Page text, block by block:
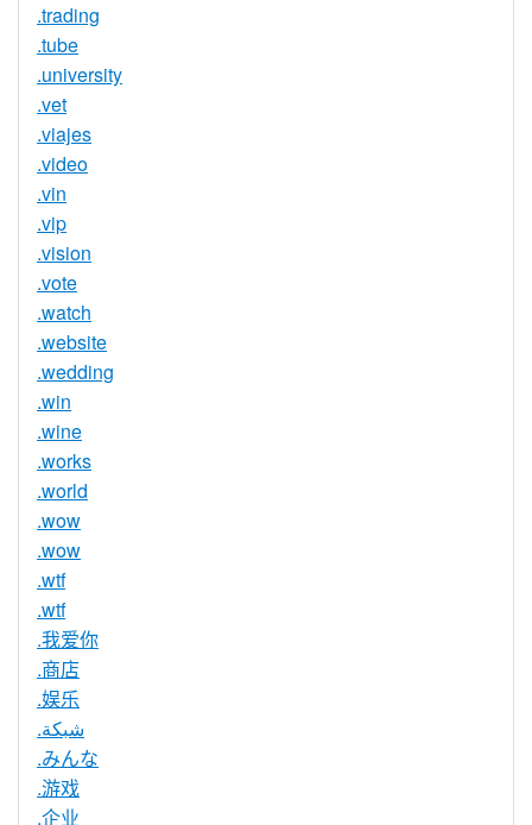
.trading
.tube
.university
.vet
.viajes
.video
.vin
.vip
.vision
.vote
.watch
.website
.wedding
.win
.wine
.works
.world
.wow
.wow
.wtf
.wtf
.我爱你
.商店
.娱乐
.شبكة
.みんな
.游戏
.企业